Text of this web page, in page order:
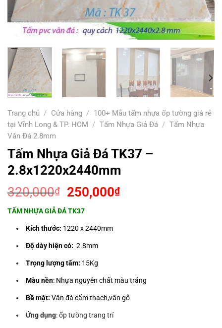
Trang chủ / Cửa hàng / 100+ Mẫu tấm nhựa ốp tường giá rẻ
tại Vĩnh Long & TP. HCM / Tấm Nhựa Giả Đá / Tấm Nhựa
Vân Đá 2.8mm
Tấm Nhựa Giả Đá TK37 –
2.8x1220x2440mm
320,000₫
Giá
là:
320,000₫.
250,000₫Giá
TẤM NHỰA GIẢ ĐÁ TK37
Kích thước: 1220 x 2440mm
Độ dày hiện có: 2.8mm
Trọng lượng tấm: 15Kg
Màu nền: Nhựa nguyên chất màu trắng
Bề mặt: Vân đá cẩm thạch,vân gỗ
Ứng dụng: ốp tường trang trí